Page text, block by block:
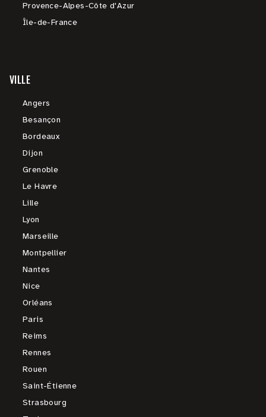
Provence-Alpes-Côte d'Azur
Île-de-France
VILLE
Angers
Besançon
Bordeaux
Dijon
Grenoble
Le Havre
Lille
Lyon
Marseille
Montpellier
Nantes
Nice
Orléans
Paris
Reims
Rennes
Rouen
Saint-Étienne
Strasbourg